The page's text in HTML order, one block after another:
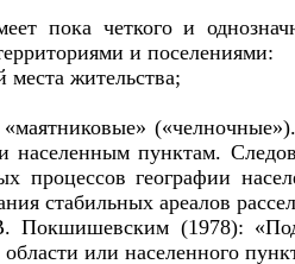
пока четкого и
и поселениями:
места жительства;
пунктам.
географии
стабильных ареалов
Покшишевским (1978):
или населенного